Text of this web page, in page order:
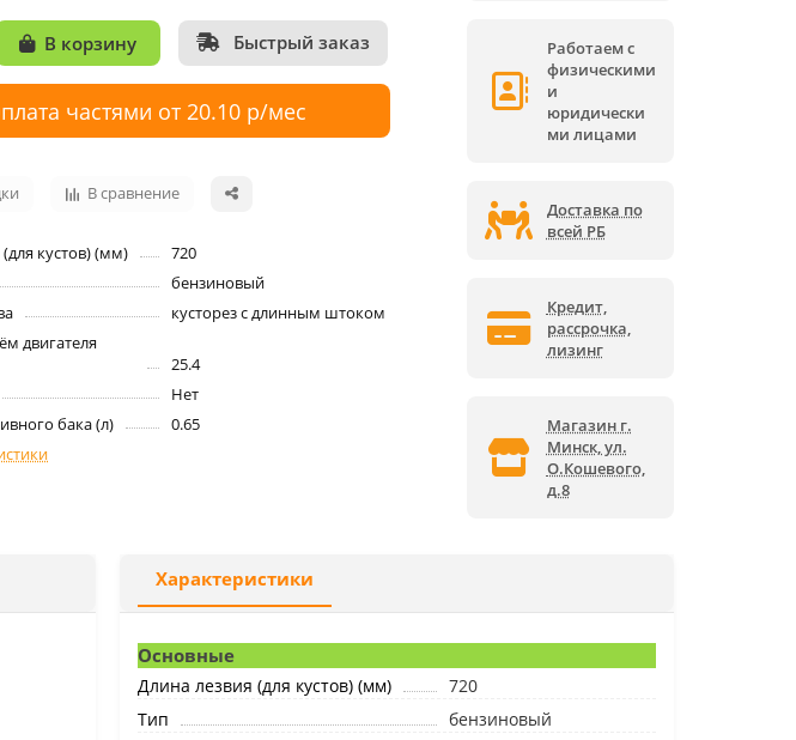
В корзину Быстрый заказ
частями от 20.10 р/мес
В сравнение
кустов) (мм)
720
бензиновый
кусторез с длинным штоком
двигателя
25.4
Нет
бака (л)
0.65
Работаем с
физическими
и
юридически
ми лицами
Доставка по
всей РБ
Кредит,
рассрочка,
лизинг
Магазин г.
Минск, ул.
О.Кошевого,
д.8
Характеристики
Основные
Длина лезвия (для кустов) (мм)
720
Тип
бензиновый